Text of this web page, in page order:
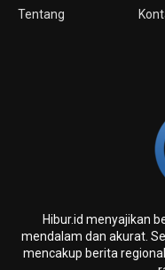
Tentang
Hibur.id menyajikan
mendalam dan akurat.
mencakup berita